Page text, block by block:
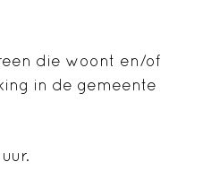
die woont en/of
in de gemeente